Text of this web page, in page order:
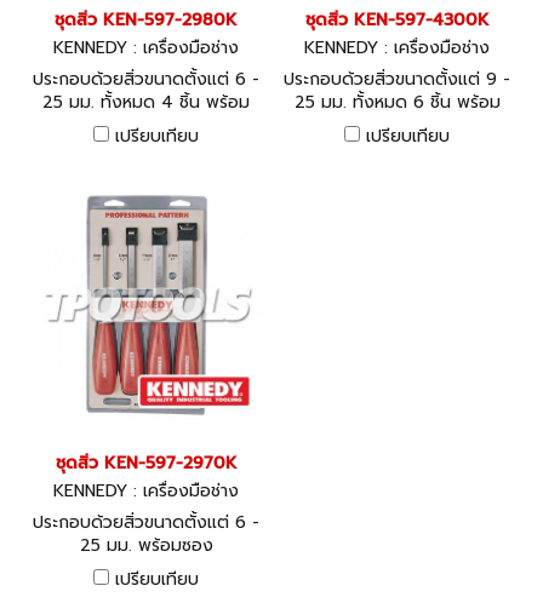
ชุดสิ่ว KEN-597-2980K
KENNEDY : เครื่องมือช่าง
ประกอบด้วยสิ่วขนาดตั้งแต่ 6 -
25 มม. ทั้งหมด 4 ชิ้น พร้อม
ซอง
เปรียบเทียบ
ชุดสิ่ว KEN-597-4300K
KENNEDY : เครื่องมือช่าง
ประกอบด้วยสิ่วขนาดตั้งแต่ 9 -
25 มม. ทั้งหมด 6 ชิ้น พร้อม
ซอง
เปรียบเทียบ
ชุดสิ่ว KEN-597-2970K
KENNEDY : เครื่องมือช่าง
ประกอบด้วยสิ่วขนาดตั้งแต่ 6 -
25 มม. พร้อมซอง
เปรียบเทียบ